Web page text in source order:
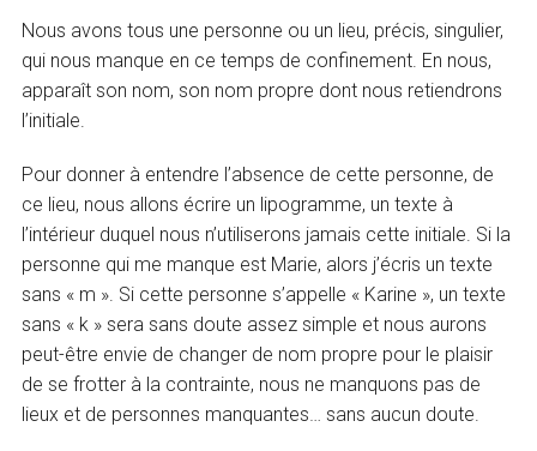
Nous avons tous une personne ou un lieu, précis, singulier,
qui nous manque en ce temps de confinement. En nous,
apparaît son nom, son nom propre dont nous retiendrons
l’initiale.
Pour donner à entendre l’absence de cette personne, de
ce lieu, nous allons écrire un lipogramme, un texte à
l’intérieur duquel nous n’utiliserons jamais cette initiale. Si la
personne qui me manque est Marie, alors j’écris un texte
sans « m ». Si cette personne s’appelle « Karine », un texte
sans « k » sera sans doute assez simple et nous aurons
peut-être envie de changer de nom propre pour le plaisir
de se frotter à la contrainte, nous ne manquons pas de
lieux et de personnes manquantes… sans aucun doute.